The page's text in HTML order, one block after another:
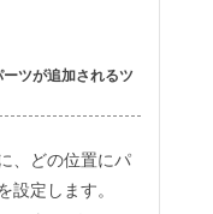
ツが追加されるツ
、どの位置にパ
設定します。